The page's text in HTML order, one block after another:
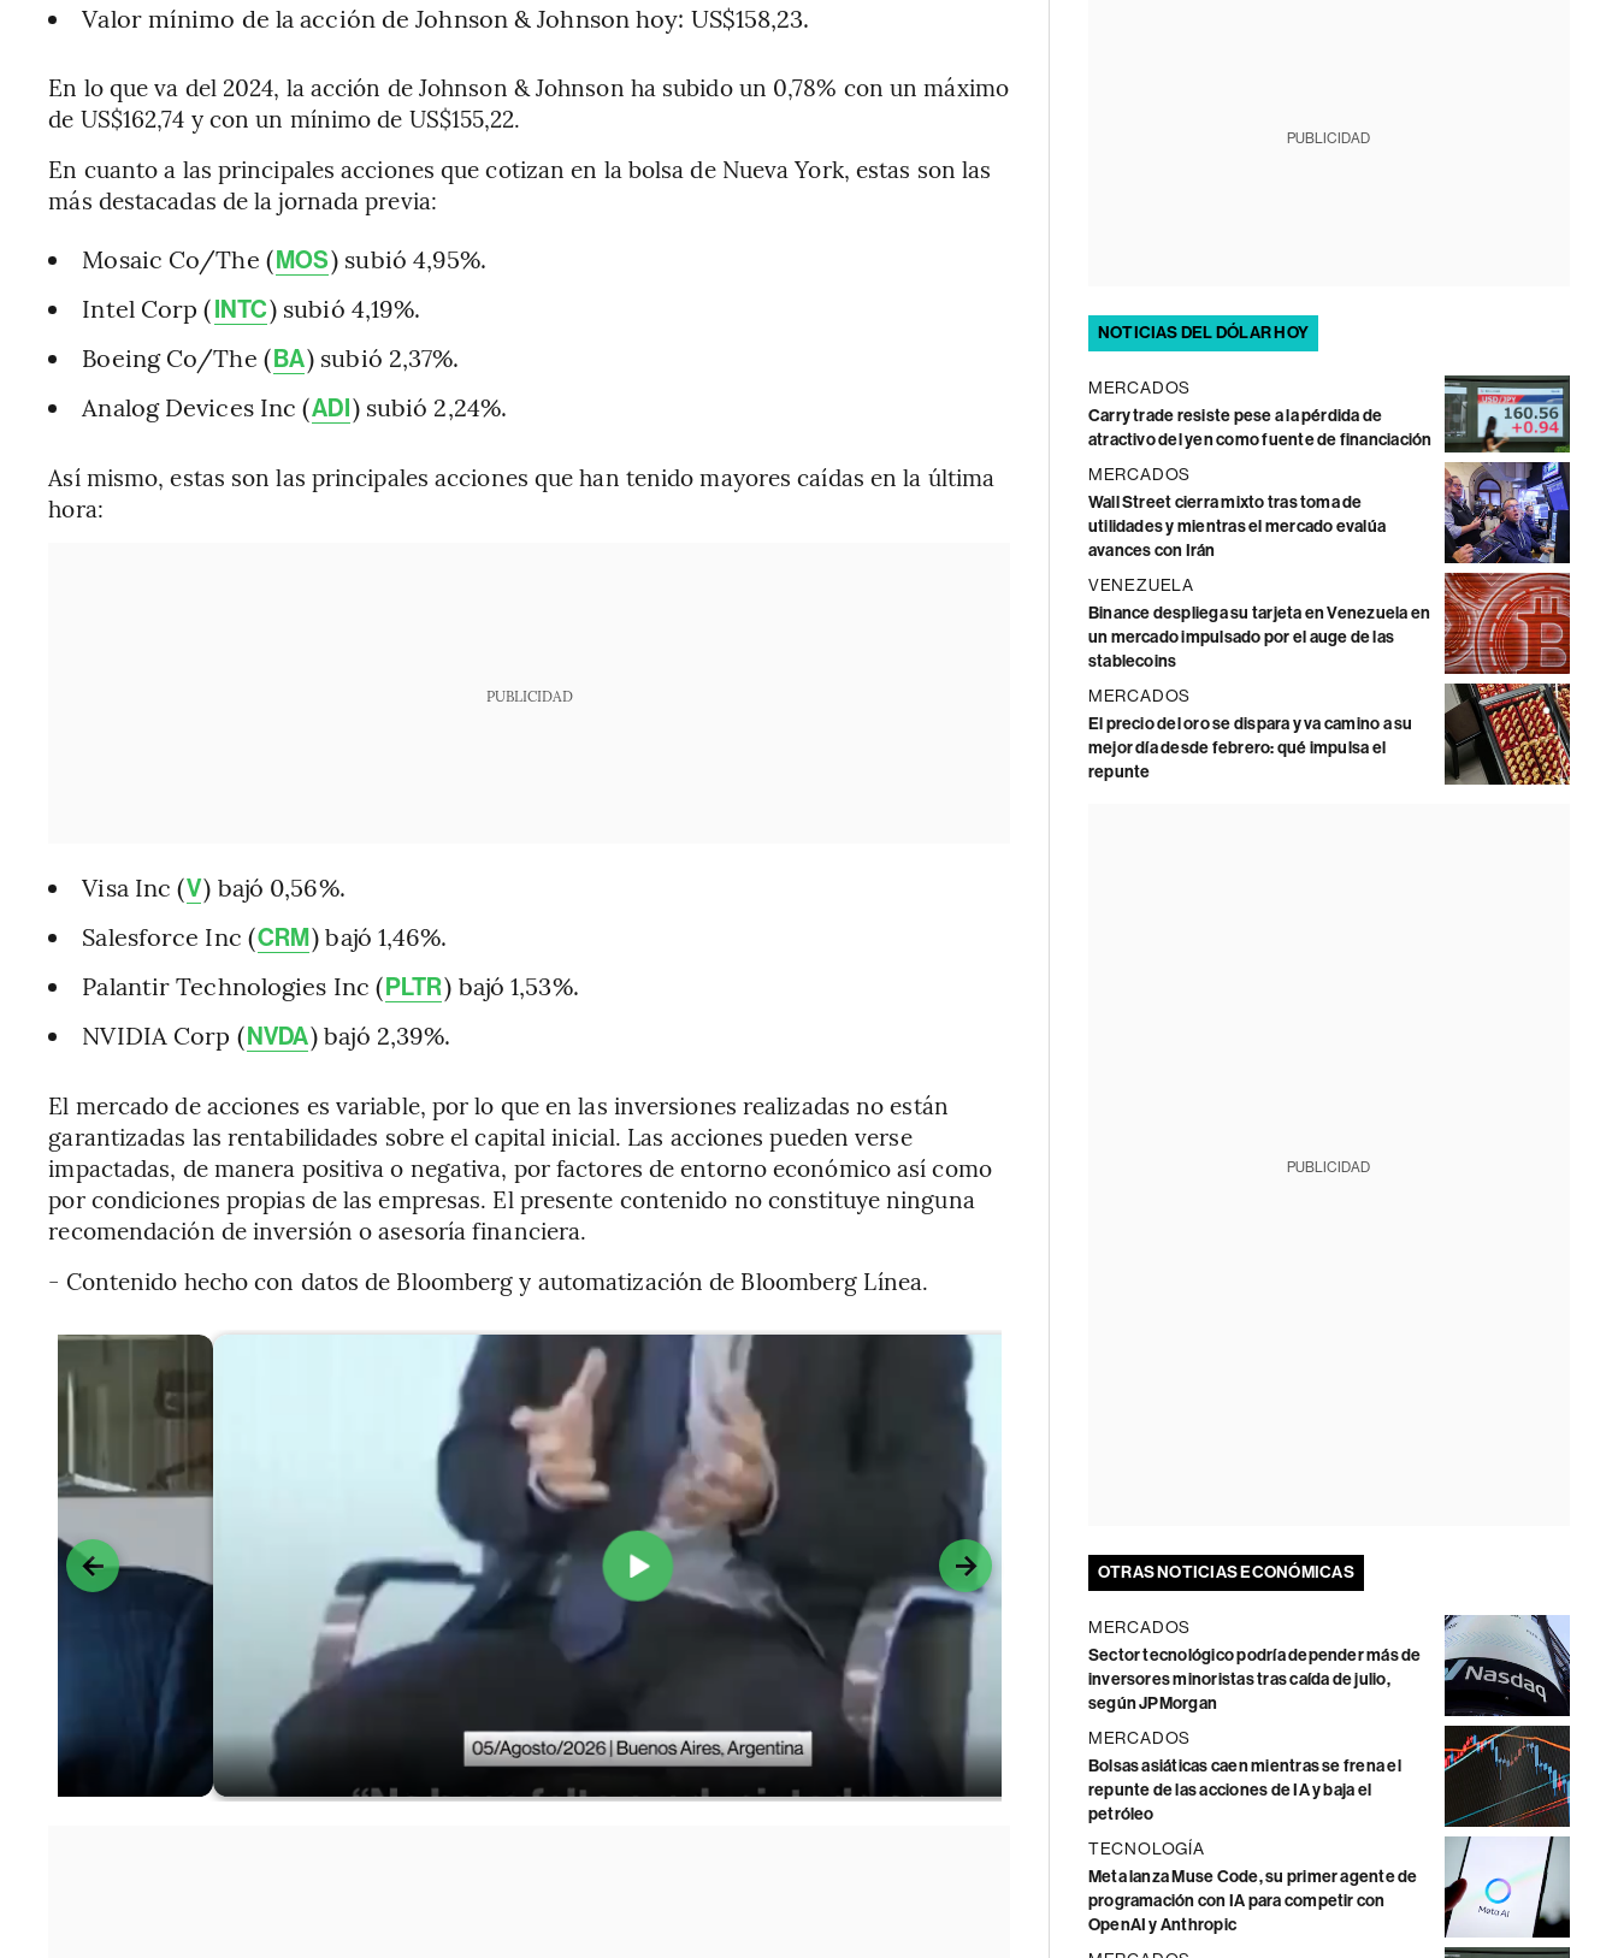
Valor mínimo de la acción de Johnson & Johnson hoy: US$158,23.
En lo que va del 2024, la acción de Johnson & Johnson ha subido un 0,78% con un máximo
de US$162,74 y con un mínimo de US$155,22.
En cuanto a las principales acciones que cotizan en la bolsa de Nueva York, estas son las
más destacadas de la jornada previa:
Mosaic Co/The (MOS) subió 4,95%.
Intel Corp (INTC) subió 4,19%.
Boeing Co/The (BA) subió 2,37%.
Analog Devices Inc (ADI) subió 2,24%.
Así mismo, estas son las principales acciones que han tenido mayores caídas en la última
hora:
PUBLICIDAD
Visa Inc (V) bajó 0,56%.
Salesforce Inc (CRM) bajó 1,46%.
Palantir Technologies Inc (PLTR) bajó 1,53%.
NVIDIA Corp (NVDA) bajó 2,39%.
El mercado de acciones es variable, por lo que en las inversiones realizadas no están
garantizadas las rentabilidades sobre el capital inicial. Las acciones pueden verse
impactadas, de manera positiva o negativa, por factores de entorno económico así como
por condiciones propias de las empresas. El presente contenido no constituye ninguna
recomendación de inversión o asesoría financiera.
- Contenido hecho con datos de Bloomberg y automatización de Bloomberg Línea.
PUBLICIDAD
NOTICIAS DEL DÓLAR HOY
MERCADOS
Carry trade resiste pese a la pérdida de
atractivo del yen como fuente de financiación
MERCADOS
Wall Street cierra mixto tras toma de
utilidades y mientras el mercado evalúa
avances con Irán
VENEZUELA
Binance despliega su tarjeta en Venezuela en
un mercado impulsado por el auge de las
stablecoins
MERCADOS
El precio del oro se dispara y va camino a su
mejor día desde febrero: qué impulsa el
repunte
PUBLICIDAD
OTRAS NOTICIAS ECONÓMICAS
MERCADOS
Sector tecnológico podría depender más de
inversores minoristas tras caída de julio,
según JPMorgan
MERCADOS
Bolsas asiáticas caen mientras se frena el
repunte de las acciones de IA y baja el
petróleo
TECNOLOGÍA
Meta lanza Muse Code, su primer agente de
programación con IA para competir con
OpenAI y Anthropic